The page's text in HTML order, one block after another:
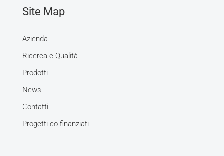
Site Map
Azienda
Ricerca e Qualità
Prodotti
News
Contatti
Progetti co-finanziati